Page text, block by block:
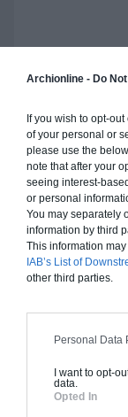
Archionline - Do
If you wish to opt-
of your personal or
please use the
note that after your
seeing interest-
or personal
You may separately
information by third
This information
IAB’s List of
other third parties.
Personal Data
I want to opt-
data.
Opted In
Chiffrage
standards.
Finitions
inclut le
peinture,